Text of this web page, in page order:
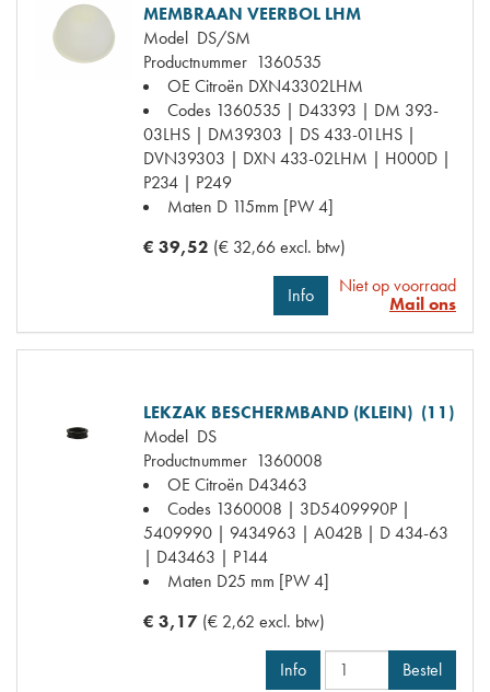
MEMBRAAN VEERBOL LHM
Model DS/SM
Productnummer 1360535
OE Citroën DXN43302LHM
Codes 1360535 | D43393 | DM 393-
03LHS | DM39303 | DS 433-01LHS |
DVN39303 | DXN 433-02LHM | H000D |
P234 | P249
Maten D 115mm [PW 4]
€ 39,52 (€ 32,66 excl. btw)
Info
Niet op voorraad
Mail ons
LEKZAK BESCHERMBAND (KLEIN) (11)
Model DS
Productnummer 1360008
OE Citroën D43463
Codes 1360008 | 3D5409990P |
5409990 | 9434963 | A042B | D 434-63
| D43463 | P144
Maten D25 mm [PW 4]
€ 3,17 (€ 2,62 excl. btw)
Info Bestel